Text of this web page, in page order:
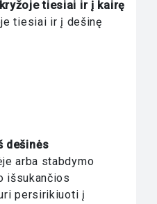
tiesiai ir į kairę
tiesiai ir į dešinę
dešinės
arba stabdymo
išsukančios
persirikiuoti į